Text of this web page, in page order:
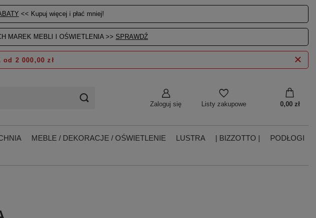
<< Kupuj więcej i płać mniej!
MAREK MEBLI I OŚWIETLENIA >> SPRAWDŹ
Zaloguj się Listy zakupowe 0,00 zł
od 2 000,00 zł
MEBLE / DEKORACJE / OŚWIETLENIE LUSTRA | BIZZOTTO |
PODŁOGI